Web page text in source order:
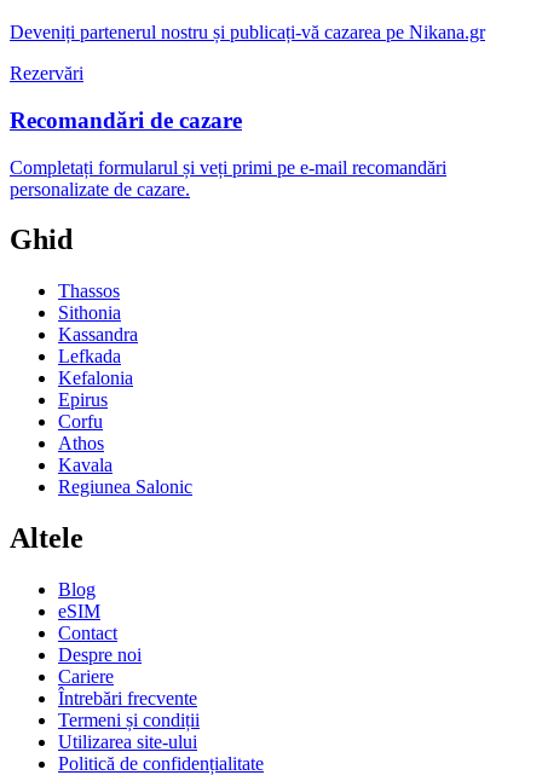
Deveniți partenerul nostru și publicați-vă cazarea pe Nikana.gr
Rezervări
Recomandări de cazare
Completați formularul și veți primi pe e-mail recomandări
personalizate de cazare.
Ghid
Thassos
Sithonia
Kassandra
Lefkada
Kefalonia
Epirus
Corfu
Athos
Kavala
Regiunea Salonic
Altele
Blog
eSIM
Contact
Despre noi
Cariere
Întrebări frecvente
Termeni și condiții
Utilizarea site-ului
Politică de confidențialitate